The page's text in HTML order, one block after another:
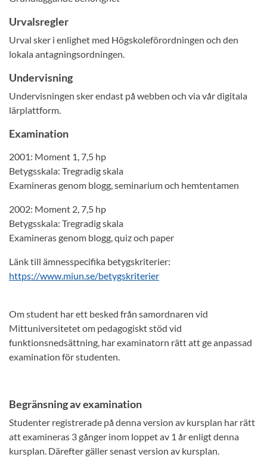
Urvalsregler
Urval sker i enlighet med Högskoleförordningen och den
lokala antagningsordningen.
Undervisning
Undervisningen sker endast på webben och via vår digitala
lärplattform.
Examination
2001: Moment 1, 7,5 hp
Betygsskala: Tregradig skala
Examineras genom blogg, seminarium och hemtentamen
2002: Moment 2, 7,5 hp
Betygsskala: Tregradig skala
Examineras genom blogg, quiz och paper
Länk till ämnesspecifika betygskriterier:
https://www.miun.se/betygskriterier
Om student har ett besked från samordnaren vid
Mittuniversitetet om pedagogiskt stöd vid
funktionsnedsättning, har examinatorn rätt att ge anpassad
examination för studenten.
Begränsning av examination
Studenter registrerade på denna version av kursplan har rätt
att examineras 3 gånger inom loppet av 1 år enligt denna
kursplan. Därefter gäller senast version av kursplan.